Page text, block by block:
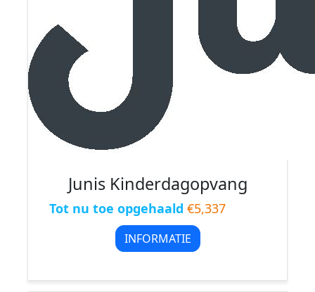
Junis Kinderdagopvang
Tot nu toe opgehaald €5,337
INFORMATIE